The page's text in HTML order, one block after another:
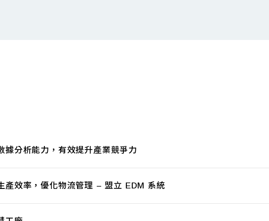
據分析能力，有效提升產業競爭力
產效率，優化物流管理 – 盟立 EDM 系統